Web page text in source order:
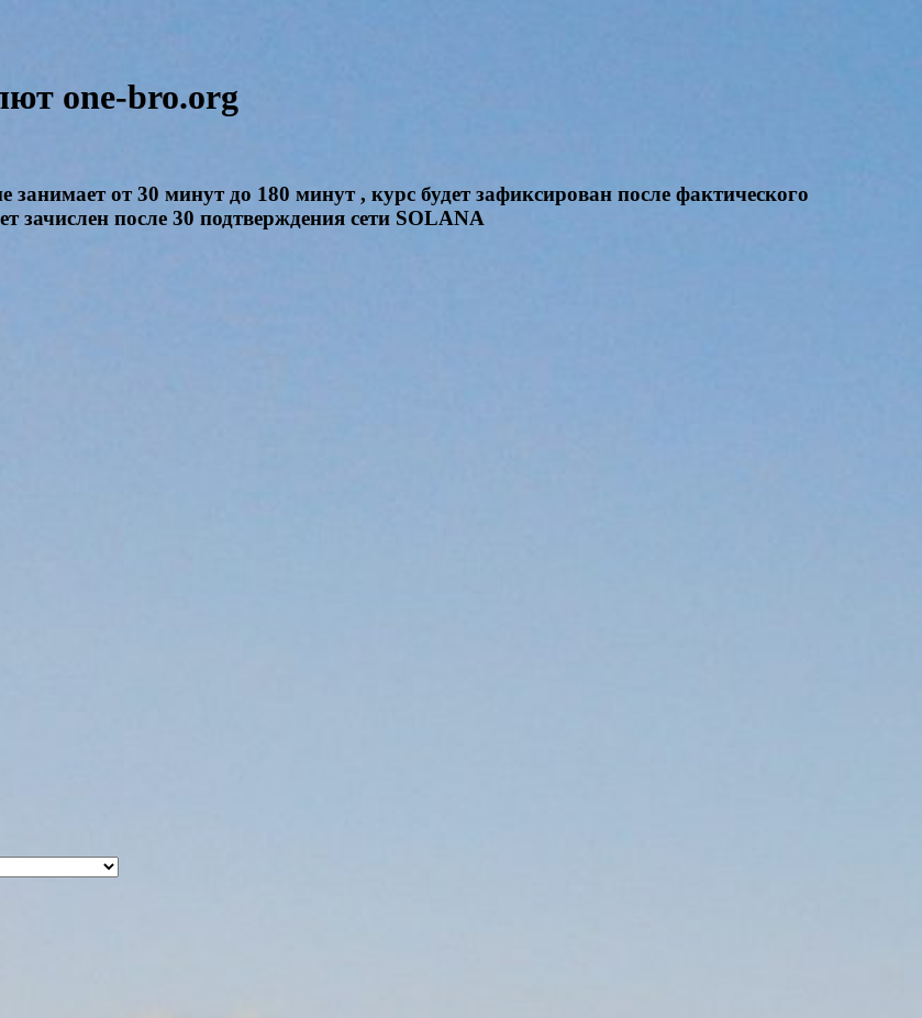
one-bro.org
от 30 минут до 180 минут , курс будет зафиксирован после фактического
зачислен после 30 подтверждения сети SOLANA